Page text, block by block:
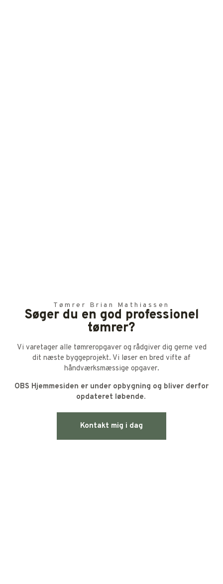
Tømrer Brian Mathiassen
Søger du en god professionel
tømrer?
Vi varetager alle tømreropgaver og rådgiver dig gerne ved
dit næste byggeprojekt. Vi løser en bred vifte af
håndværksmæssige opgaver.
OBS Hjemmesiden er under opbygning og bliver derfor
opdateret løbende.
Kontakt mig i dag